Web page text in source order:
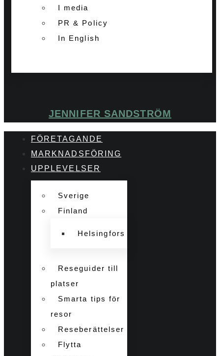
I media
PR & Policy
In English
JENNIFER SANDSTRÖM
FÖRETAGANDE
MARKNADSFÖRING
UPPLEVELSER
Sverige
Finland
Helsingfors
Reseguider till
platser
Smarta tips för
resor
Reseberättelser
Flytta